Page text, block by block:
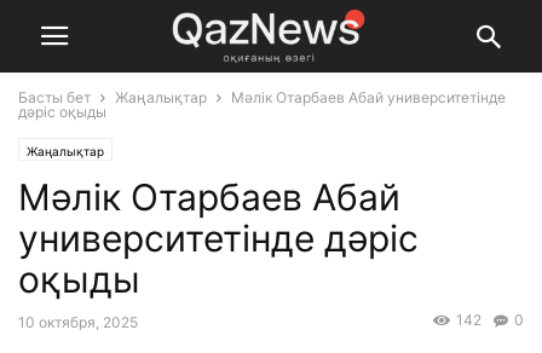
Басты бет Жаңалықтар
Мәлік Отарбаев Абай университетінде
дәріс оқыды
Жаңалықтар
Мәлік Отарбаев Абай
университетінде дәріс
оқыды
10 октября, 2025 0
142